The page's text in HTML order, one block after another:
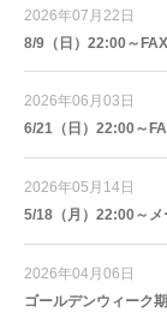
2026年07月22日
8/9（日）22:00～
2026年06月03日
6/21（日）22:00～
2026年05月14日
5/18（月）22:00～
2026年04月06日
ゴールデンウィーク